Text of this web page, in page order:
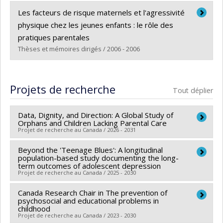
Diplômé(e) :Manningham, Suzanne
Cycle :Doctorat
Diplôme obtenu :Ph. D.
Lien vers le document dans Papyrus
Les facteurs de risque maternels et l'agressivité
physique chez les jeunes enfants : le rôle des
pratiques parentales
Thèses et mémoires dirigés / 2006 - 2006
Cycle :Maîtrise
Diplôme obtenu :M. Sc.
Lien vers le document dans Papyrus
Projets de recherche Tout déplier
Data, Dignity, and Direction: A Global Study of
Orphans and Children Lacking Parental Care
Projet de recherche au Canada / 2026 - 2031
Chercheur principal : Mira Johri
Co-chercheurs : Bilkis Vissandjée,Ryoa Chung
Sylvana Côté,Marie-Pierre Sylvestre
Druetz
Muriel Mac-Seing ,
Lisa
Eckenwiler,Anna Bolgrien,Minahil Asim,
Boyle,Marilyn Ahun,Mohammed Alkhaldi
Beyond the 'Teenage Blues': A longitudinal
population-based study documenting the long-
term outcomes of adolescent depression
Projet de recherche au Canada / 2025 - 2030
Chercheur principal : Marie-Claude Geoffroy,
Isabelle
Ouellet-Morin
Co-chercheurs : Jean Séguin,Sylvana Côté
Canada Research Chair in The prevention of
psychosocial and educational problems in
childhood
Projet de recherche au Canada / 2023 - 2030